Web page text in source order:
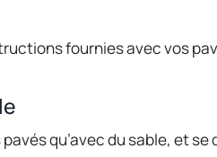
fournies avec vos
qu’avec du sable, et